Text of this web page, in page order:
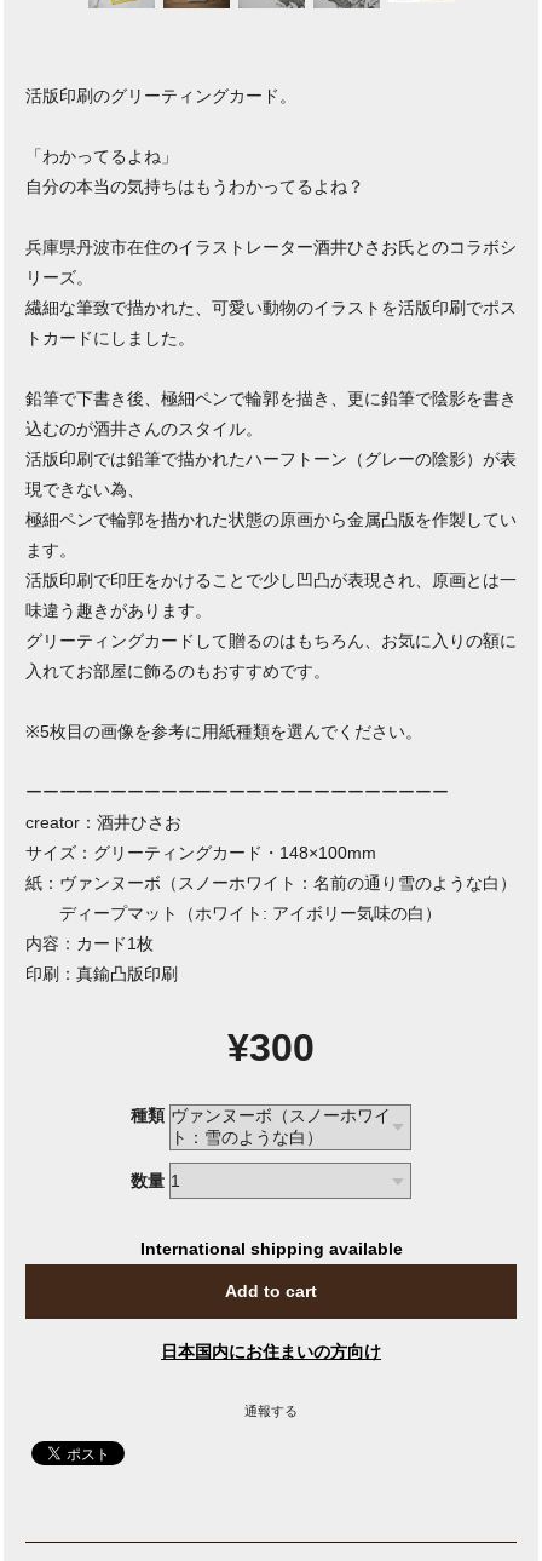
活版印刷のグリーティングカード。
「わかってるよね」
自分の本当の気持ちはもうわかってるよね？
兵庫県丹波市在住のイラストレーター酒井ひさお氏とのコラボシ
リーズ。
繊細な筆致で描かれた、可愛い動物のイラストを活版印刷でポス
トカードにしました。
鉛筆で下書き後、極細ペンで輪郭を描き、更に鉛筆で陰影を書き
込むのが酒井さんのスタイル。
活版印刷では鉛筆で描かれたハーフトーン（グレーの陰影）が表
現できない為、
極細ペンで輪郭を描かれた状態の原画から金属凸版を作製してい
ます。
活版印刷で印圧をかけることで少し凹凸が表現され、原画とは一
味違う趣きがあります。
グリーティングカードして贈るのはもちろん、お気に入りの額に
入れてお部屋に飾るのもおすすめです。
※5枚目の画像を参考に用紙種類を選んでください。
ーーーーーーーーーーーーーーーーーーーーーーーーー
creator：酒井ひさお
サイズ：グリーティングカード・148×100mm
紙：ヴァンヌーボ（スノーホワイト：名前の通り雪のような白）
ディープマット（ホワイト: アイボリー気味の白）
内容：カード1枚
印刷：真鍮凸版印刷
¥300
種類
数量
International shipping available
Add to cart
日本国内にお住まいの方向け
通報する